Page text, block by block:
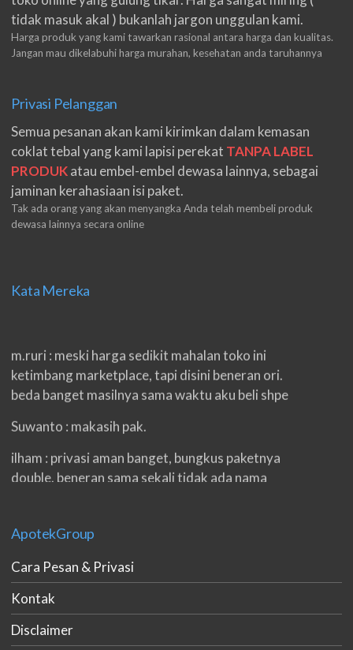
tidak masuk akal ) bukanlah jargon unggulan kami.
Harga produk yang kami tawarkan rasional antara harga dan kualitas.
Jangan mau dikelabuhi harga murahan, kesehatan anda taruhannya
Privasi Pelanggan
Semua pesanan akan kami kirimkan dalam kemasan
coklat tebal yang kami lapisi perekat TANPA LABEL
PRODUKatau embel-embel dewasa lainnya, sebagai
jaminan kerahasiaan isi paket.
Tak ada orang yang akan menyangka Anda telah membeli produk
dewasa lainnya secara online
Kata Mereka
m.ruri : meski harga sedikit mahalan toko ini
ketimbang marketplace, tapi disini beneran ori.
beda banget masilnya sama waktu aku beli shpe
Suwanto : makasih pak.
ilham : privasi aman banget, bungkus paketnya
double. beneran sama sekali tidak ada nama
eko padang : ko brang udh sampek, kan bru 2 hri
gan. cpet bgt
h.dzowi : ampuh mas kamu punya viagra, saya
kasih bintang 5 pokoknya. oh iya mas, napa tidak
jual di shopee?
ApotekGroup
Cara Pesan & Privasi
Kontak
Disclaimer